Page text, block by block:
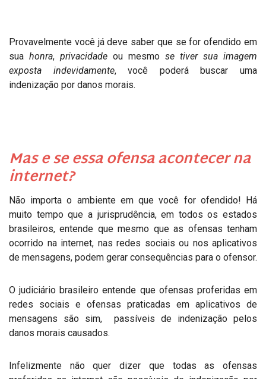
Provavelmente você já deve saber que se for ofendido em
sua honra, privacidade ou mesmo se tiver sua imagem
exposta indevidamente, você poderá buscar uma
indenização por danos morais.
Mas e se essa ofensa acontecer na
internet?
Não importa o ambiente em que você for ofendido! Há
muito tempo que a jurisprudência, em todos os estados
brasileiros, entende que mesmo que as ofensas tenham
ocorrido na internet, nas redes sociais ou nos aplicativos
de mensagens, podem gerar consequências para o ofensor.
O judiciário brasileiro entende que ofensas proferidas em
redes sociais e ofensas praticadas em aplicativos de
mensagens são sim, passíveis de indenização pelos
danos morais causados.
Infelizmente não quer dizer que todas as ofensas